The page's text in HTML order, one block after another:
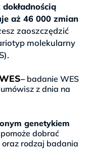
aż 46 000 zmian
zaoszczędzić
molekularny
– badanie WES
z dnia na
genetykiem
dobrać
rodzaj badania